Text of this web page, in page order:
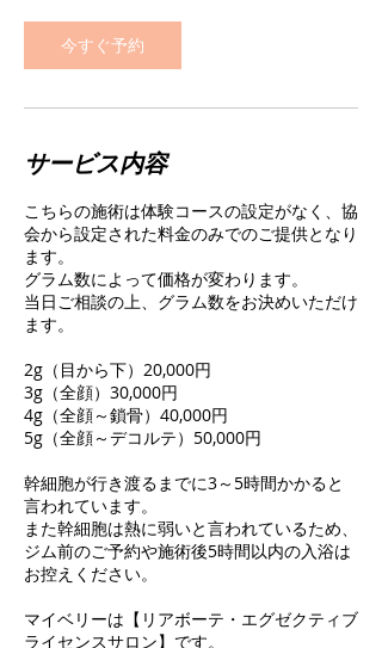
今すぐ予約
サービス内容
こちらの施術は体験コースの設定がなく、協
会から設定された料金のみでのご提供となり
ます。
グラム数によって価格が変わります。
当日ご相談の上、グラム数をお決めいただけ
ます。
2g（目から下）20,000円
3g（全顔）30,000円
4g（全顔～鎖骨）40,000円
5g（全顔～デコルテ）50,000円
幹細胞が行き渡るまでに3～5時間かかると
言われています。
また幹細胞は熱に弱いと言われているため、
ジム前のご予約や施術後5時間以内の入浴は
お控えください。
マイベリーは【リアボーテ・エグゼクティブ
ライセンスサロン】です。